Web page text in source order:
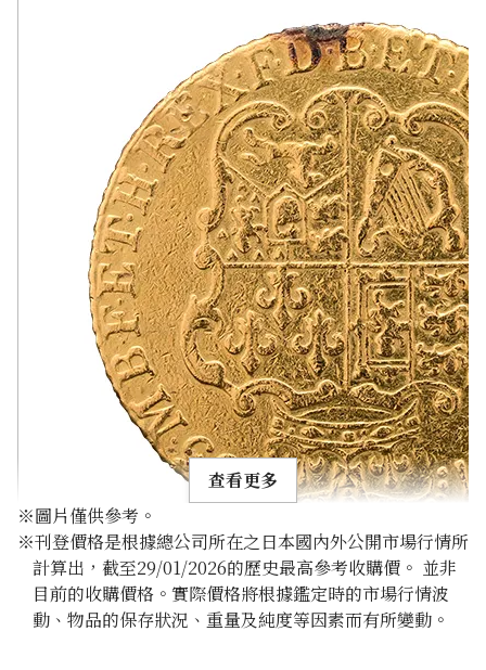
22K Gold (K22) George III Guinea Gold Coin
查看更多
※圖片僅供參考。
※刊登價格是根據總公司所在之日本國內外公開市場行情所
計算出，截至29/01/2026的歷史最高參考收購價。 並非
目前的收購價格。實際價格將根據鑑定時的市場行情波
動、物品的保存狀況、重量及純度等因素而有所變動。